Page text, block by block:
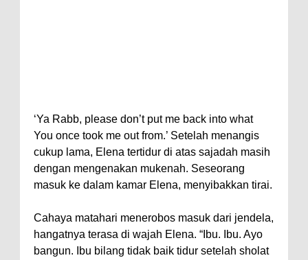
‘Ya Rabb, please don’t put me back into what
You once took me out from.’ Setelah menangis
cukup lama, Elena tertidur di atas sajadah masih
dengan mengenakan mukenah. Seseorang
masuk ke dalam kamar Elena, menyibakkan tirai.
Cahaya matahari menerobos masuk dari jendela,
hangatnya terasa di wajah Elena. “Ibu. Ibu. Ayo
bangun. Ibu bilang tidak baik tidur setelah sholat